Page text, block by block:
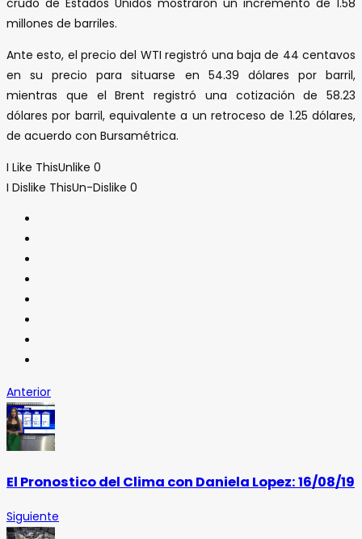
millones de barriles.
Ante esto, el precio del WTI registró una baja de 44 centavos
en su precio para situarse en 54.39 dólares por barril,
mientras que el Brent registró una cotización de 58.23
dólares por barril, equivalente a un retroceso de 1.25 dólares,
de acuerdo con Bursamétrica.
I Like ThisUnlike 0
I Dislike ThisUn-Dislike 0
Anterior
El Pronostico del Clima con Daniela Lopez: 16/08/19
Siguiente